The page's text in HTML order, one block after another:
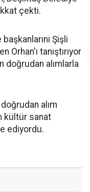
çekti.
Şişli
tanıştırıyor
doğrudan alımlarla
alım
kültür sanat
ediyordu.